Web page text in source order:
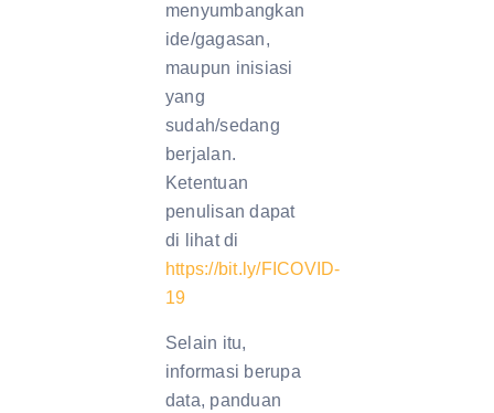
menyumbangkan
ide/gagasan,
maupun inisiasi
yang
sudah/sedang
berjalan.
Ketentuan
penulisan dapat
di lihat di
https://bit.ly/FICOVID-
19
Selain itu,
informasi berupa
data, panduan